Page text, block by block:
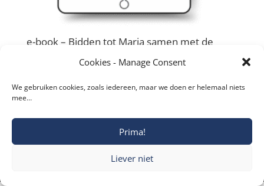
Cookies - Manage Consent
We gebruiken cookies, zoals iedereen, maar we doen er helemaal niets
mee…
Prima!
Liever niet
e-book – Bidden tot Maria samen met de
Copyright © 2019-2026 Katholieke Vesting I
Privacyverklaring